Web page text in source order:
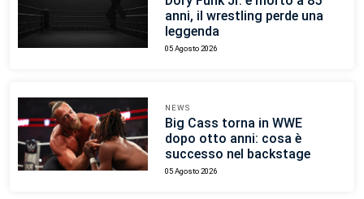
anni, il wrestling perde una
leggenda
05 Agosto 2026
NEWS
Big Cass torna in WWE
dopo otto anni: cosa è
successo nel backstage
05 Agosto 2026